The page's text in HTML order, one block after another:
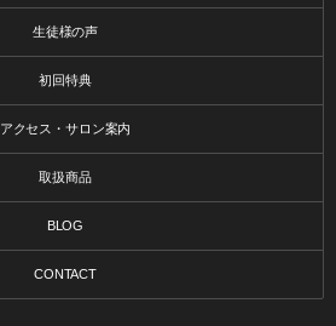
生徒様の声
初回特典
アクセス・サロン案内
取扱商品
BLOG
CONTACT